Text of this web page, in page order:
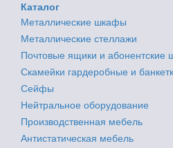
Каталог
Металлические шкафы
Металлические стеллажи
Почтовые ящики и абонентские
Скамейки гардеробные и
Сейфы
Нейтральное оборудование
Производственная мебель
Антистатическая мебель